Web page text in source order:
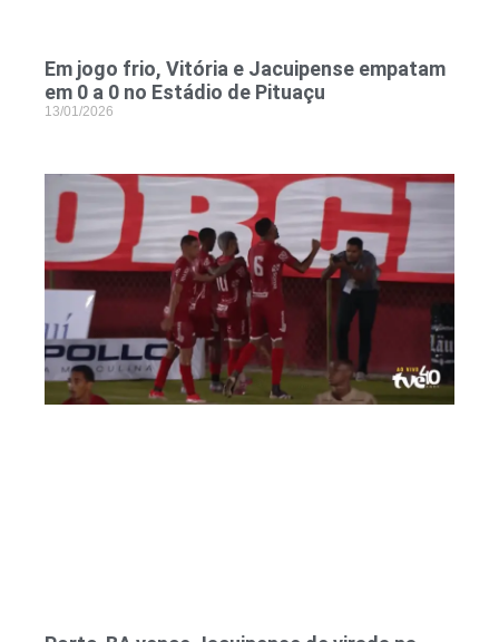
Em jogo frio, Vitória e Jacuipense empatam
em 0 a 0 no Estádio de Pituaçu
13/01/2026